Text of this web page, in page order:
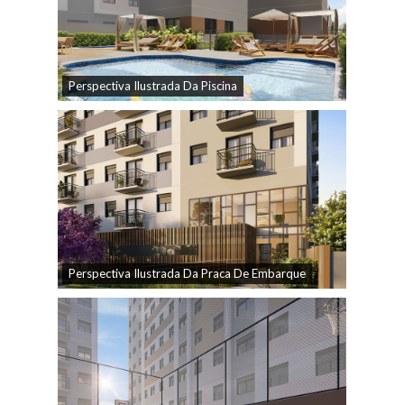
Perspectiva Ilustrada Da Piscina
Perspectiva Ilustrada Da Praca De Embarque